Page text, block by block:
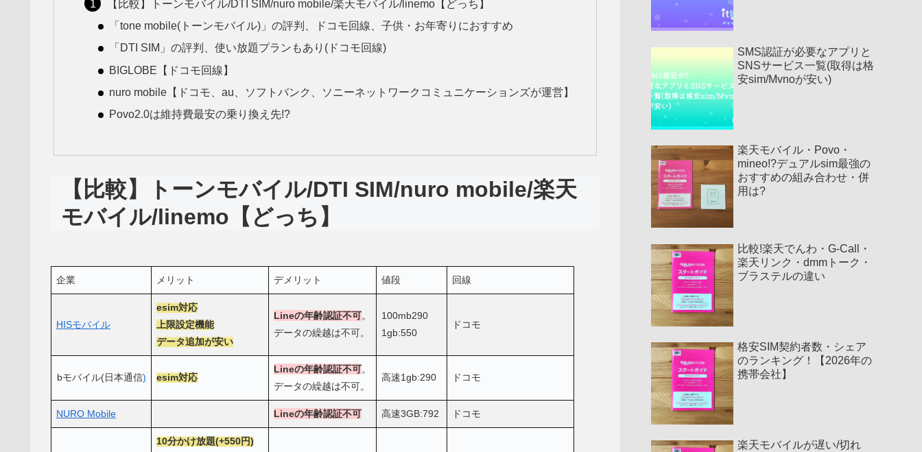
【比較】トーンモバイル/DTI SIM/nuro mobile/楽天モバイル/linemo【どっち】
「tone mobile(トーンモバイル)」の評判、ドコモ回線、子供・お年寄りにおすすめ
「DTI SIM」の評判、使い放題プランもあり(ドコモ回線)
BIGLOBE【ドコモ回線】
nuro mobile【ドコモ、au、ソフトバンク、ソニーネットワークコミュニケーションズが運営】
Povo2.0は維持費最安の乗り換え先!?
【比較】トーンモバイル/DTI SIM/nuro mobile/楽天
モバイル/linemo【どっち】
企業 メリット デメリット 値段 回線
HISモバイル
esim対応
上限設定機能
データ追加が安い
Lineの年齢認証不可。
データの繰越は不可。
100mb290
1gb:550
ドコモ
bモバイル(日本通信) esim対応
Lineの年齢認証不可。
データの繰越は不可。
高速1gb:290 ドコモ
NURO Mobile Lineの年齢認証不可 高速3GB:792 ドコモ
10分かけ放題(+550円)
SMS認証が必要なアプリと
SNSサービス一覧(取得は格
安sim/Mvnoが安い)
楽天モバイル・Povo・
mineo!?デュアルsim最強の
おすすめの組み合わせ・併
用は?
比較!楽天でんわ・G-Call・
楽天リンク・dmmトーク・
ブラステルの違い
格安SIM契約者数・シェア
のランキング！【2026年の
携帯会社】
楽天モバイルが遅い/切れ